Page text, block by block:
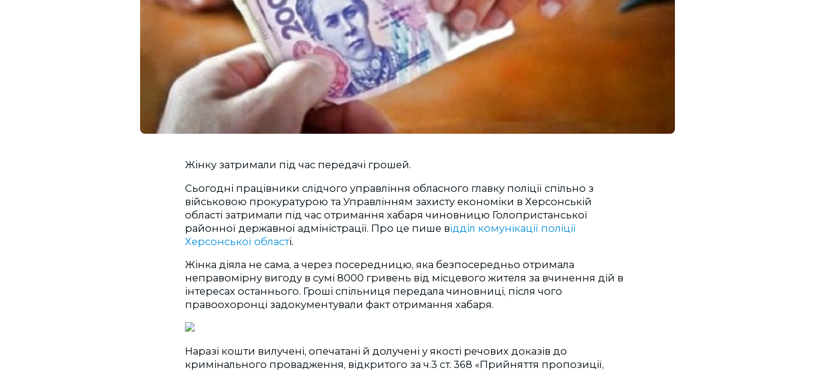
Жінку затримали під час передачі грошей.
Сьогодні працівники слідчого управління обласного главку поліції спільно з
військовою прокуратурою та Управлінням захисту економіки в Херсонській
області затримали під час отримання хабаря чиновницю Голопристанської
районної державної адміністрації. Про це пише відділ комунікації поліції
Херсонської області.
Жінка діяла не сама, а через посередницю, яка безпосередньо отримала
неправомірну вигоду в сумі 8000 гривень від місцевого жителя за вчинення дій в
інтересах останнього. Гроші спільниця передала чиновниці, після чого
правоохоронці задокументували факт отримання хабаря.
Наразі кошти вилучені, опечатані й долучені у якості речових доказів до
кримінального провадження, відкритого за ч.3 ст. 368 «Прийняття пропозиції,